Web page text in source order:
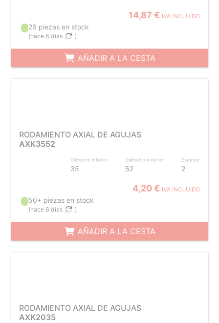
14,87 € IVA INCLUIDO
26 piezas en stock
(hace 6 días )
AÑADIR A LA CESTA
RODAMIENTO AXIAL DE AGUJAS
AXK3552
Diámetro interior
35
Diámetro exterior
52
Espesor
2
4,20 € IVA INCLUIDO
50+ piezas en stock
(hace 6 días )
AÑADIR A LA CESTA
RODAMIENTO AXIAL DE AGUJAS
AXK2035